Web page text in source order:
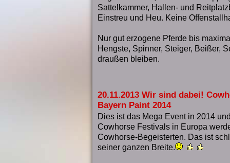
Sattelkammer, Hallen- und
Einstreu und Heu. Keine
Nur gut erzogene Pferde bis
Hengste, Spinner, Steiger, Beißer,
draußen bleiben.
20.11.2013 Wir sind dabei!
Bayern Paint 2014
Dies ist das Mega Event in 2014
Cowhorse Festivals in Europa
Cowhorse-Begeisterten. Das ist
seiner ganzen Breite.